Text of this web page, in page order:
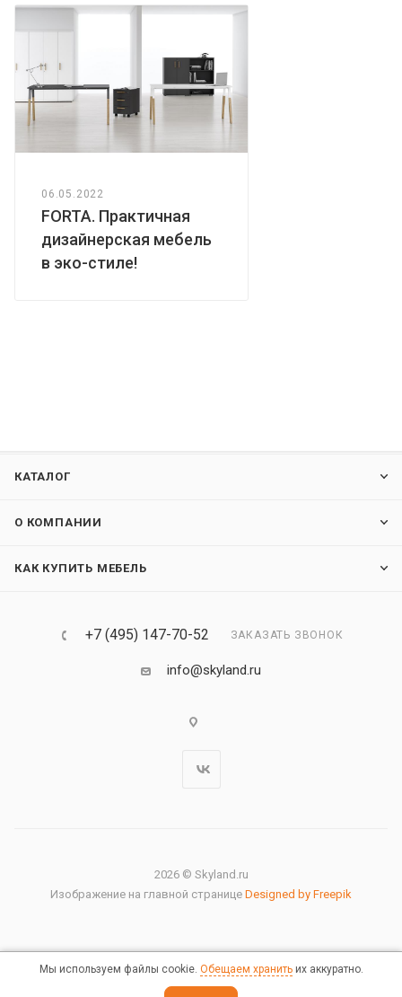
06.05.2022
FORTA. Практичная
дизайнерская мебель
в эко-стиле!
КАТАЛОГ
О КОМПАНИИ
КАК КУПИТЬ МЕБЕЛЬ
+7 (495) 147-70-52 ЗАКАЗАТЬ ЗВОНОК
info@skyland.ru
2026 © Skyland.ru
Изображение на главной странице Designed by Freepik
Правовая информация
Мы используем файлы cookie. Обещаем хранитьих аккуратно.